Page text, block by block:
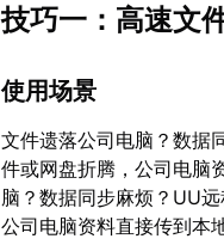
技巧一：高速文
使用场景
文件遗落公司电脑？数据
件或网盘折腾，公司电脑
脑？数据同步麻烦？UU
公司电脑资料直接传到本